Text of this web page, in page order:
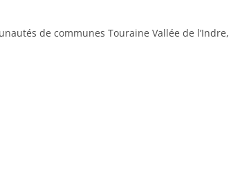
de communes Touraine Vallée de l’Indre,